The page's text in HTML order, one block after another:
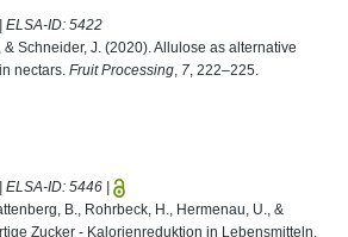
ELSA-ID: 5422
Schneider, J. (2020). Allulose as alternative
nectars. Fruit Processing, 7, 222–225.
ELSA-ID: 5446
B., Rohrbeck, H., Hermenau, U., &
Zucker - Kalorienreduktion in Lebensmitteln.